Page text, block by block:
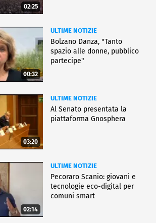
02:25
00:32
ULTIME NOTIZIE
Bolzano Danza, "Tanto
spazio alle donne, pubblico
partecipe"
03:20
ULTIME NOTIZIE
Al Senato presentata la
piattaforma Gnosphera
02:14
ULTIME NOTIZIE
Pecoraro Scanio: giovani e
tecnologie eco-digital per
comuni smart